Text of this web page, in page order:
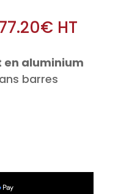
€HT
en aluminium
barres